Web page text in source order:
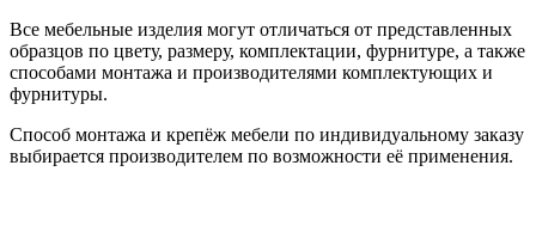
Все мебельные изделия могут отличаться от представленных
образцов по цвету, размеру, комплектации, фурнитуре, а также
способами монтажа и производителями комплектующих и
фурнитуры.
Способ монтажа и крепёж мебели по индивидуальному заказу
выбирается производителем по возможности её применения.